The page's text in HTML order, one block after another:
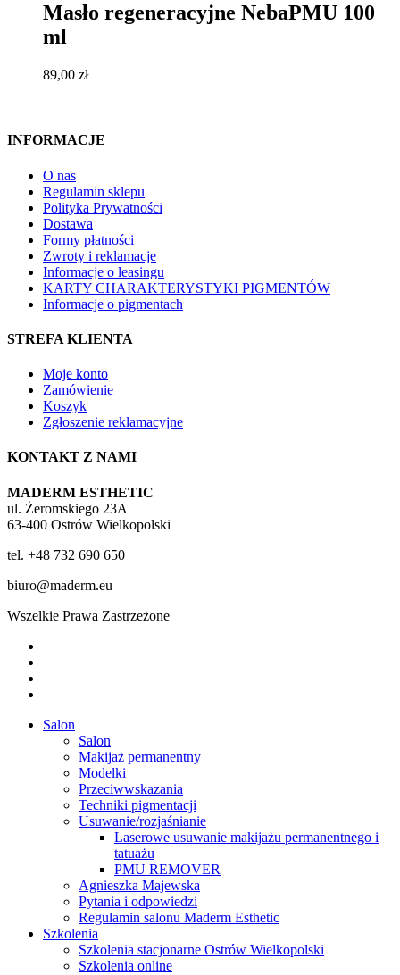
Masło regeneracyjne NebaPMU 100
ml
89,00 zł
INFORMACJE
O nas
Regulamin sklepu
Polityka Prywatności
Dostawa
Formy płatności
Zwroty i reklamacje
Informacje o leasingu
KARTY CHARAKTERYSTYKI PIGMENTÓW
Informacje o pigmentach
STREFA KLIENTA
Moje konto
Zamówienie
Koszyk
Zgłoszenie reklamacyjne
KONTAKT Z NAMI
MADERM ESTHETIC
ul. Żeromskiego 23A
63-400 Ostrów Wielkopolski
tel. +48 732 690 650
biuro@maderm.eu
Wszelkie Prawa Zastrzeżone
Close
Salon
Salon
Makijaż permanentny
Modelki
Przeciwwskazania
Techniki pigmentacji
Usuwanie/rozjaśnianie
Laserowe usuwanie makijażu permanentnego i
tatuażu
PMU REMOVER
Agnieszka Majewska
Pytania i odpowiedzi
Regulamin salonu Maderm Esthetic
Szkolenia
Szkolenia stacjonarne Ostrów Wielkopolski
Szkolenia online